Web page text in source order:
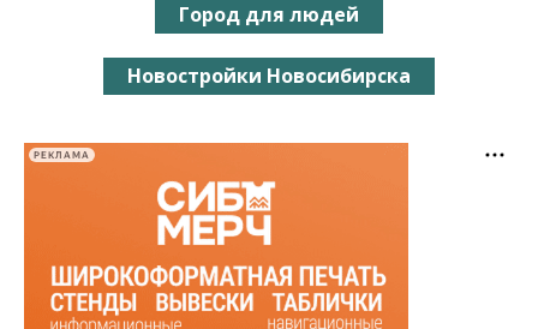
Город для людей
Новостройки Новосибирска
РЕКЛАМА